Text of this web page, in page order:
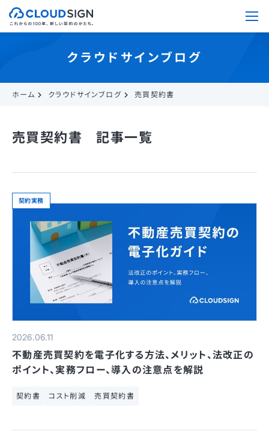
クラウドサインブログ
ホーム クラウドサインブログ 売買契約書
売買契約書 記事一覧
契約実務
2026.06.11
不動産売買契約を電子化する方法、メリット、法改正の
ポイント、実務フロー、導入の注意点を解説
契約書 コスト削減 売買契約書